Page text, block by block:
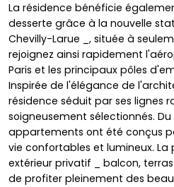
La résidence bénéficie
desserte grâce à la nouvelle
Chevilly-Larue _, située à
rejoignez ainsi rapidement
Paris et les principaux pôles
Inspirée de l'élégance de
résidence séduit par ses lignes
soigneusement sélectionnés.
appartements ont été conçus
vie confortables et lumineux.
extérieur privatif _ balcon,
de profiter pleinement des